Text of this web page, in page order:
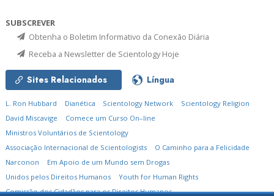
SUBSCREVER
Obtenha o Boletim Informativo da Conexão Diária
Receba a Newsletter de Scientology Hoje
Sites Relacionados Língua
L. Ron Hubbard Dianética Scientology Network
Scientology Religion
David Miscavige
Comece um Curso On–line
Ministros Voluntários de Scientology
Associação Internacional de Scientologists
O Caminho para a Felicidade
Narconon
Em Apoio de um Mundo sem Drogas
Unidos pelos Direitos Humanos
Youth for Human Rights
Comissão dos Cidadãos para os Direitos Humanos